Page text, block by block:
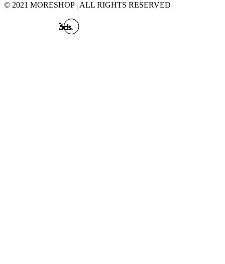
© 2021 MORESHOP | ALL RIGHTS RESERVED